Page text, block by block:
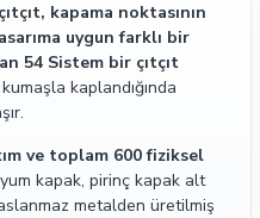
kapama noktasının
uygun farklı bir
54 Sistem bir çıtçıt
kaplandığında
ve toplam 600 fiziksel
kapak, pirinç kapak alt
metalden üretilmiş